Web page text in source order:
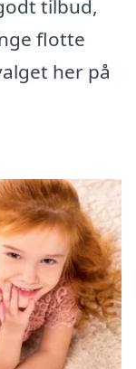
tilbud,
flotte
her på